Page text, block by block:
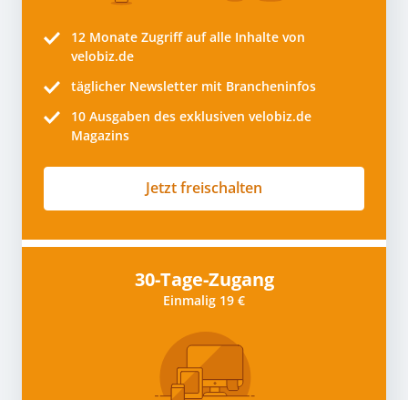
12 Monate Zugriff auf alle Inhalte von
velobiz.de
täglicher Newsletter mit Brancheninfos
10 Ausgaben des exklusiven velobiz.de
Magazins
Jetzt freischalten
30-Tage-Zugang
Einmalig 19 €